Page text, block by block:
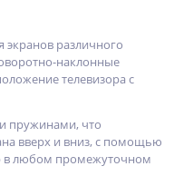
экранов различного
наклонные
телевизора с
пружинами, что
вверх и вниз, с помощью
в любом промежуточном